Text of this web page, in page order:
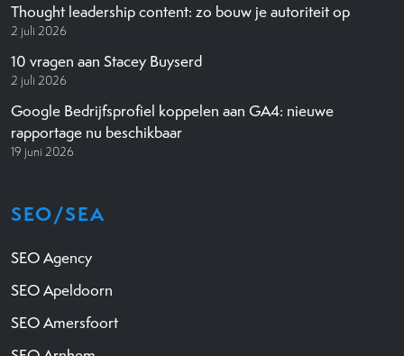
Thought leadership content: zo bouw je autoriteit op
2 juli 2026
10 vragen aan Stacey Buyserd
2 juli 2026
Google Bedrijfsprofiel koppelen aan GA4: nieuwe
rapportage nu beschikbaar
19 juni 2026
SEO/SEA
SEO Agency
SEO Apeldoorn
SEO Amersfoort